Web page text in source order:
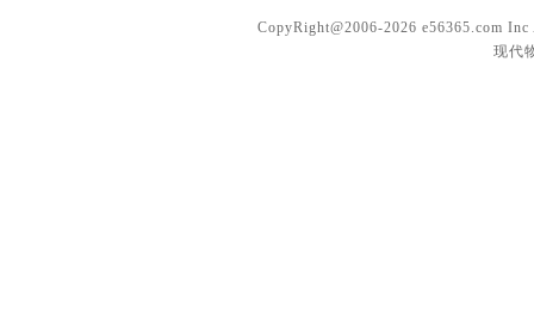
CopyRight@2006-2026 e56365.com
现代